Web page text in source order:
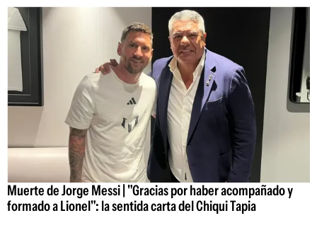
Muerte de Jorge Messi | "Gracias por haber acompañado y
formado a Lionel": la sentida carta del Chiqui Tapia